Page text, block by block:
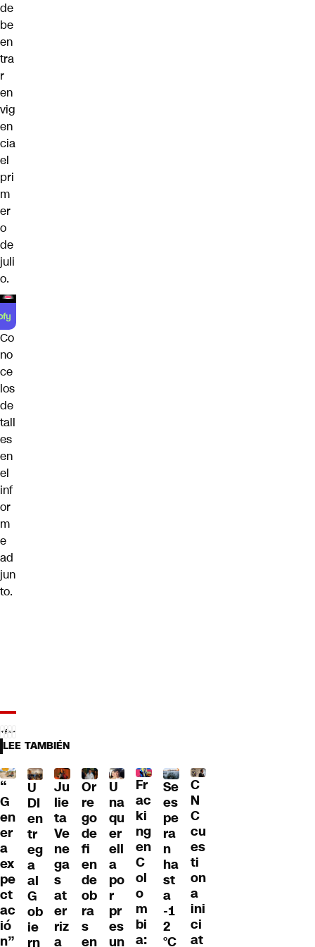
de
be
en
tra
r
en
vig
en
cia
el
pri
m
er
o
de
juli
o.
Co
no
ce
los
de
tall
es
en
el
inf
or
m
e
ad
jun
to.
LEE TAMBIÉN
“
G
en
er
a
ex
pe
ct
ac
ió
n”
U
DI
en
tr
eg
a
al
G
ob
ie
rn
Ju
lie
ta
Ve
ne
ga
s
at
er
riz
a
Or
re
go
de
fi
en
de
ob
ra
s
en
U
na
qu
er
ell
a
po
r
pr
es
un
Fr
ac
ki
ng
en
C
ol
o
m
bi
a:
Se
es
pe
ra
n
ha
st
a
-1
2
°C
C
N
C
cu
es
ti
on
a
ini
ci
at